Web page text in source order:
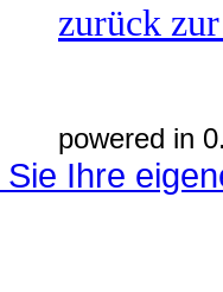
zurück
powered in
Sie Ihre